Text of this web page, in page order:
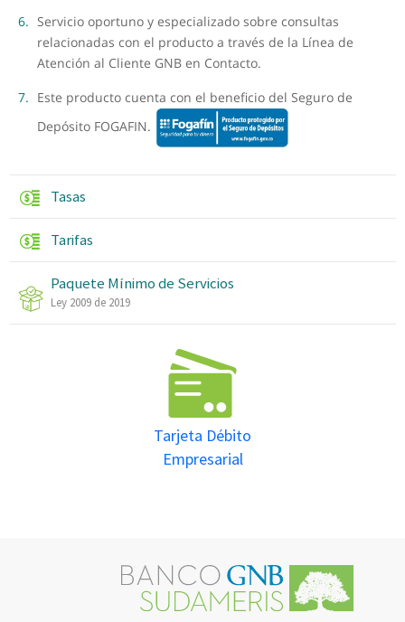
Servicio oportuno y especializado sobre consultas
relacionadas con el producto a través de la Línea de
Atención al Cliente GNB en Contacto.
Este producto cuenta con el beneficio del Seguro de
Depósito FOGAFIN.
Tasas
Tarifas
Paquete Mínimo de Servicios
Ley 2009 de 2019
Tarjeta Débito
Empresarial